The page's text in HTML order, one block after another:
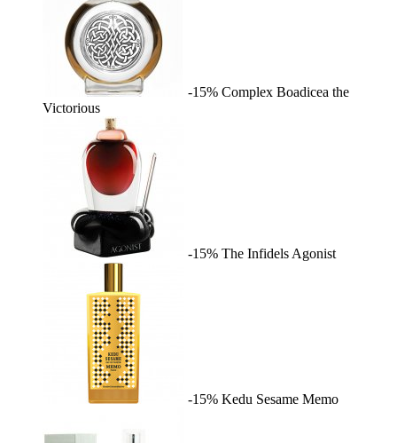
-15% Complex Boadicea the
Victorious
-15% The Infidels Agonist
-15% Kedu Sesame Memo